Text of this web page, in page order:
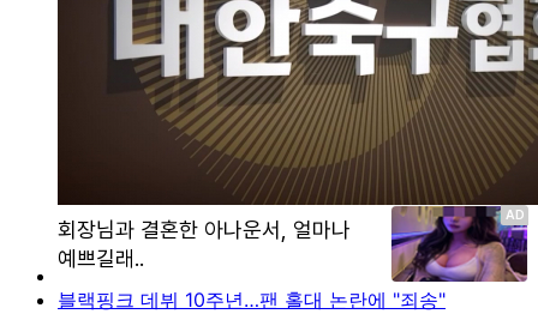
블랙핑크 데뷔 10주년…팬 홀대 논란에 "죄송"